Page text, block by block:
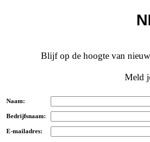
Blijf op de hoogte van
Meld
Naam:
Bedrijfsnaam:
E-mailadres: